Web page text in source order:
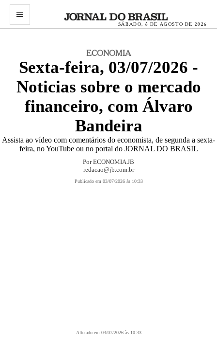
menu
SÁBADO, 8 DE AGOSTO DE 2026
ECONOMIA
Sexta-feira, 03/07/2026 -
Noticias sobre o mercado
financeiro, com Álvaro
Bandeira
Assista ao vídeo com comentários do economista, de segunda a sexta-
feira, no YouTube ou no portal do JORNAL DO BRASIL
PorECONOMIA JB
redacao@jb.com.br
Publicado em 03/07/2026 às 10:33
Alterado em 03/07/2026 às 10:33